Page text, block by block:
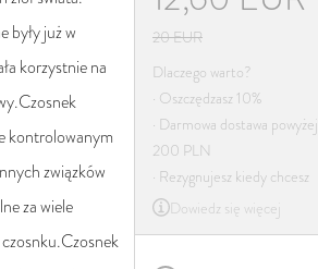
Irlandia
Włochy
Łotwa
Luksemburg
Niderlandy
były już w
korzystnie na
kontrolowanym
związków
za wiele
20EUR
Dlaczego warto?
· Oszczędzasz 10%
· Darmowa dostawa powyżej
200 PLN
· Rezygnujesz kiedy chcesz
Dowiedz się więcej